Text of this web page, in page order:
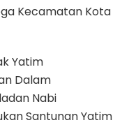
Kecamatan Kota
Yatim
Dalam
Nabi
Santunan Yatim